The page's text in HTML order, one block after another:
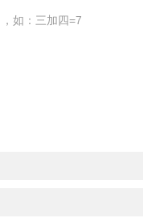
如：三加四=7